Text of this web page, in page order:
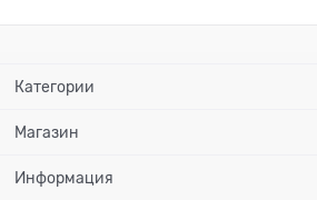
Категории
Магазин
Информация